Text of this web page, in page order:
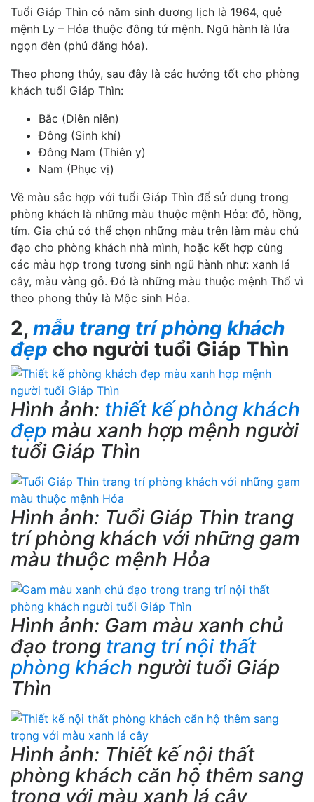
Tuổi Giáp Thìn có năm sinh dương lịch là 1964, quẻ
mệnh Ly – Hỏa thuộc đông tứ mệnh. Ngũ hành là lửa
ngọn đèn (phú đăng hỏa).
Theo phong thủy, sau đây là các hướng tốt cho phòng
khách tuổi Giáp Thìn:
Bắc (Diên niên)
Đông (Sinh khí)
Đông Nam (Thiên y)
Nam (Phục vị)
Về màu sắc hợp với tuổi Giáp Thìn để sử dụng trong
phòng khách là những màu thuộc mệnh Hỏa: đỏ, hồng,
tím. Gia chủ có thể chọn những màu trên làm màu chủ
đạo cho phòng khách nhà mình, hoặc kết hợp cùng
các màu hợp trong tương sinh ngũ hành như: xanh lá
cây, màu vàng gỗ. Đó là những màu thuộc mệnh Thổ vì
theo phong thủy là Mộc sinh Hỏa.
2, mẫu trang trí phòng khách
đẹp cho người tuổi Giáp Thìn
Hình ảnh: thiết kế phòng khách
đẹp màu xanh hợp mệnh người
tuổi Giáp Thìn
Hình ảnh: Tuổi Giáp Thìn trang
trí phòng khách với những gam
màu thuộc mệnh Hỏa
Hình ảnh: Gam màu xanh chủ
đạo trong trang trí nội thất
phòng khách người tuổi Giáp
Thìn
Hình ảnh: Thiết kế nội thất
phòng khách căn hộ thêm sang
trọng với màu xanh lá cây